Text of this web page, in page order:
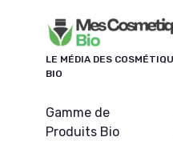
LE MÉDIA DES
BIO
Gamme de
Produits Bio